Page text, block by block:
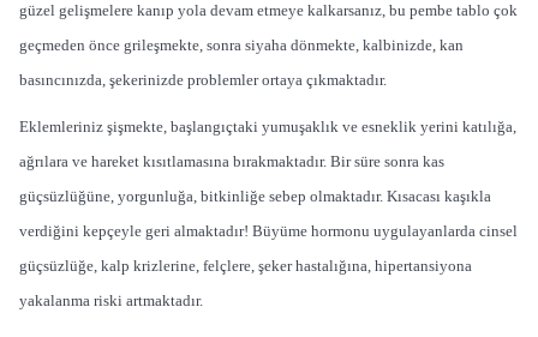
güzel gelişmelere kanıp yola devam etmeye kalkarsanız, bu pembe tablo çok
geçmeden önce grileşmekte, sonra siyaha dönmekte, kalbinizde, kan
basıncınızda, şekerinizde problemler ortaya çıkmaktadır.
Eklemleriniz şişmekte, başlangıçtaki yumuşaklık ve esneklik yerini katılığa,
ağrılara ve hareket kısıtlamasına bırakmaktadır. Bir süre sonra kas
güçsüzlüğüne, yorgunluğa, bitkinliğe sebep olmaktadır. Kısacası kaşıkla
verdiğini kepçeyle geri almaktadır! Büyüme hormonu uygulayanlarda cinsel
güçsüzlüğe, kalp krizlerine, felçlere, şeker hastalığına, hipertansiyona
yakalanma riski artmaktadır.